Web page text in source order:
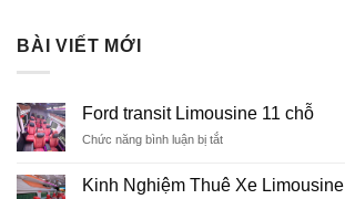
BÀI VIẾT MỚI
Ford transit Limousine 11 chỗ
Chức năng bình luận bị tắt
transit
Limousine
Kinh Nghiệm Thuê Xe Limousine